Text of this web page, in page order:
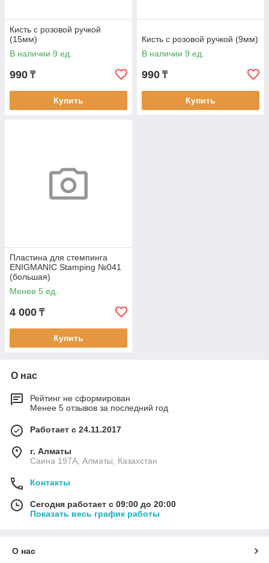
Кисть с розовой ручкой
(15мм)
В наличии 9 ед.
990 ₸
Купить
Кисть с розовой ручкой (9мм)
В наличии 9 ед.
990 ₸
Купить
Пластина для стемпинга
ENIGMANIC Stamping №041
(большая)
Менее 5 ед.
4 000 ₸
Купить
О нас
Рейтинг не сформирован
Менее 5 отзывов за последний год
Работает с 24.11.2017
г. Алматы
Саина 197А, Алматы, Казахстан
Контакты
Сегодня работает с 09:00 до 20:00
Показать весь график работы
О нас